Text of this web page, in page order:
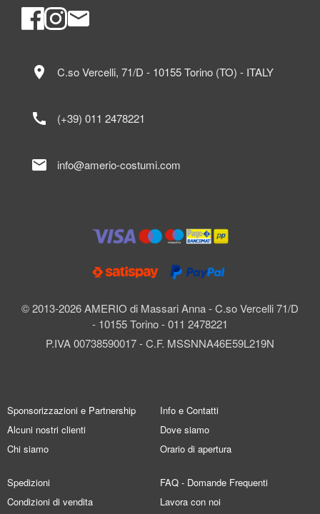
© 2013-2026 AMERIO di Massari Anna - C.so Vercelli 71/D
- 10155 Torino - 011 2478221
P.IVA 00738590017 - C.F. MSSNNA46E59L219N
location_on C.so Vercelli, 71/D - 10155 Torino (TO) - ITALY
call (+39) 011 2478221
mail info@amerio-costumi.com
Sponsorizzazioni e Partnership
Alcuni nostri clienti
Chi siamo
Info e Contatti
Dove siamo
Orario di apertura
Spedizioni
Condizioni di vendita
FAQ - Domande Frequenti
Lavora con noi